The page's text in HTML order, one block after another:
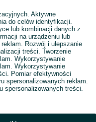
Aktywne
do celów identyfikacji.
lub kombinacji danych z
na urządzeniu lub
Rozwój i ulepszanie
treści. Tworzenie
Wykorzystywanie
Wykorzystywanie
Pomiar efektywności
spersonalizowanych reklam.
spersonalizowanych treści.